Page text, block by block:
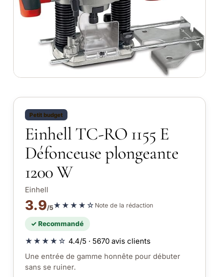
Petit budget
Einhell TC-RO 1155 E
Défonceuse plongeante
1200 W
Einhell
3.9/5★★★★☆ Note de la rédaction
✓ Recommandé
★★★★☆ 4.4/5 · 5670 avis clients
Une entrée de gamme honnête pour débuter
sans se ruiner.